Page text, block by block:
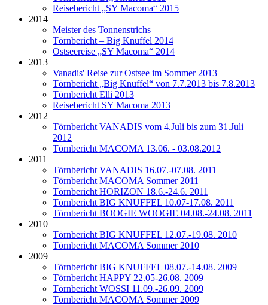
Reisebericht „SY Macoma“ 2015
2014
Meister des Tonnenstrichs
Törnbericht – Big Knuffel 2014
Ostseereise „SY Macoma“ 2014
2013
Vanadis' Reise zur Ostsee im Sommer 2013
Törnbericht „Big Knuffel“ von 7.7.2013 bis 7.8.2013
Törnbericht Elli 2013
Reisebericht SY Macoma 2013
2012
Törnbericht VANADIS vom 4.Juli bis zum 31.Juli
2012
Törnbericht MACOMA 13.06. - 03.08.2012
2011
Törnbericht VANADIS 16.07.-07.08. 2011
Törnbericht MACOMA Sommer 2011
Törnbericht HORIZON 18.6.-24.6. 2011
Törnbericht BIG KNUFFEL 10.07-17.08. 2011
Törnbericht BOOGIE WOOGIE 04.08.-24.08. 2011
2010
Törnbericht BIG KNUFFEL 12.07.-19.08. 2010
Törnbericht MACOMA Sommer 2010
2009
Törnbericht BIG KNUFFEL 08.07.-14.08. 2009
Törnbericht HAPPY 22.05-26.08. 2009
Törnbericht WOSSI 11.09.-26.09. 2009
Törnbericht MACOMA Sommer 2009